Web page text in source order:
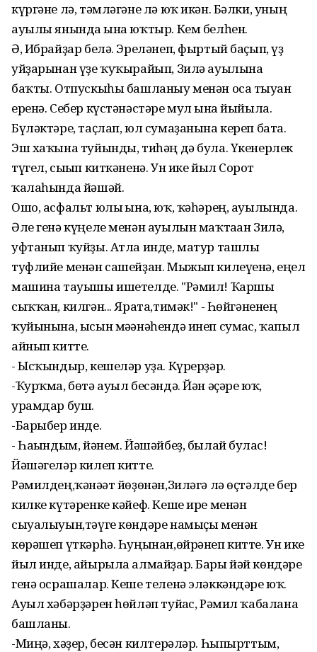
күргәне лә, тәмләгәне лә юҡ икән. Бәлки, уның
ауылы янында ғына юҡтыр. Кем белһен.
Ә, Ибрайҙар белә. Эреләнеп, фыртый баҫып, үҙ
уйҙарынан үҙе ҡуҡырайып, Зилә ауылына
баҡты. Отпускыһы башланыу менән оса тыуған
еренә. Себер күстәнәстәре мул ғына йыйыла.
Бүләктәре, таҫлап, юл сумаҙанына кереп бата.
Эш хаҡына туйынды, тиһәң дә була. Үкенерлек
түгел, сығып киткәненә. Ун ике йыл Сорғот
ҡалаһында йәшәй.
Ошо, асфальт юлы ғына, юҡ, ҡәһәрең, ауылында.
Әле генә күңеле менән ауылын маҡтаған Зилә,
уфтанып ҡуйҙы. Атла инде, матур ташлы
туфлийе менән сашейҙан. Мыжып килеүенә, еңел
машина тауышы ишетелде. "Рәмил! Ҡаршы
сыҡҡан, килгән... Ярата,тимәк!" - Һөйгәненең
ҡуйынына, ысын мәғәнәһендә инеп сумғас, ҡапыл
айнып китте.
- Ысҡындыр, кешеләр уҙа. Күрерҙәр.
-Ҡурҡма, бөтә ауыл бесәндә. Йән әҫәре юҡ,
урамдар буш.
-Барыбер инде.
- Һағындым, йәнем. Йәшәйбеҙ, былай булғас!
Йәшәгеләр килеп китте.
Рәмилдең,ҡәнәғәт йөҙөнән,Зиләгә лә өҫтәлде бер
килке күтәренке кәйеф. Кеше ире менән
сыуалыуын,тәүге көндәре намыҫы менән
көрәшеп үткәрһә. Һуңынан,өйрәнеп китте. Ун ике
йыл инде, айырыла алмайҙар. Бары йәй көндәре
генә осрашалар. Кеше теленә эләккәндәре юҡ.
Ауыл хәбәрҙәрен һөйләп туйғас, Рәмил ҡабалана
башланы.
-Миңә, хәҙер, бесән килтерәләр. Һыпырттым,